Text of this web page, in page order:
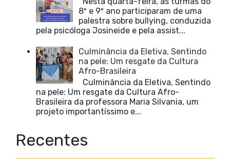
8º e 9º ano participaram de uma
palestra sobre bullying, conduzida
pela psicóloga Josineide e pela assist...
Culminância da Eletiva, Sentindo
na pele: Um resgate da Cultura
Afro-Brasileira
Culminância da Eletiva, Sentindo
na pele: Um resgate da Cultura Afro-
Brasileira da professora Maria Silvania, um
projeto importantíssimo e...
Recentes